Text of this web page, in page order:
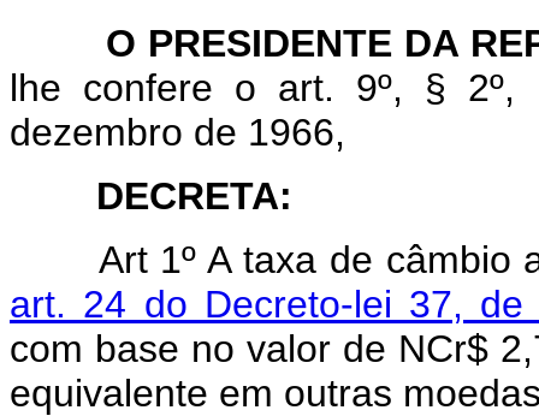
O PRESIDENTE DA
lhe confere o art. 9º, §
dezembro de 1966,
DECRETA:
Art 1º A taxa de
art. 24 do Decreto-lei 37,
com base no valor de NCr$
equivalente em outras